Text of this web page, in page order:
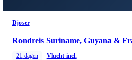
Djoser
Rondreis Suriname, Guyana &
21 dagen Vlucht incl.